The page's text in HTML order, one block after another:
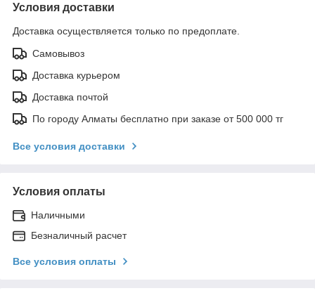
Условия доставки
Доставка осуществляется только по предоплате.
Самовывоз
Доставка курьером
Доставка почтой
По городу Алматы бесплатно при заказе от 500 000 тг
Все условия доставки
Условия оплаты
Наличными
Безналичный расчет
Все условия оплаты